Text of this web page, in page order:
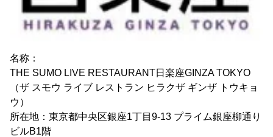
名称：
THE SUMO LIVE RESTAURANT日楽座GINZA TOKYO
（ザ スモウ ライブ レストラン ヒラクザ ギンザ トウキョ
ウ）
所在地：東京都中央区銀座1丁目9-13 プライム銀座柳通り
ビルB1階